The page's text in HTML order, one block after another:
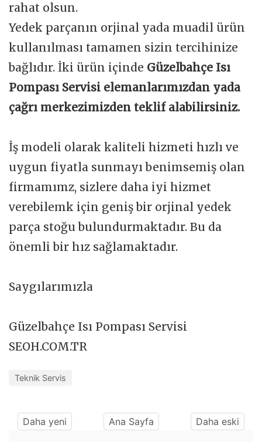
rahat olsun.
Yedek parçanın orjinal yada muadil ürün
kullanılması tamamen sizin tercihinize
bağlıdır. İki ürün içinde Güzelbahçe Isı
Pompası Servisi elemanlarımızdan yada
çağrı merkezimizden teklif alabilirsiniz.
İş modeli olarak kaliteli hizmeti hızlı ve
uygun fiyatla sunmayı benimsemiş olan
firmamımz, sizlere daha iyi hizmet
verebilemk için geniş bir orjinal yedek
parça stoğu bulundurmaktadır. Bu da
önemli bir hız sağlamaktadır.
Saygılarımızla
Güzelbahçe Isı Pompası Servisi
SEOH.COM.TR
Teknik Servis
Daha yeni Ana Sayfa Daha eski